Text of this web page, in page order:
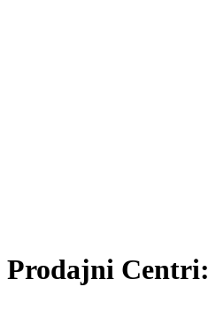
Prodajni Centri: